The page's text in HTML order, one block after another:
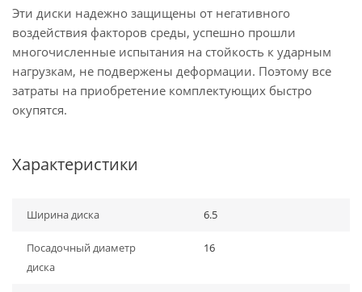
Эти диски надежно защищены от негативного
воздействия факторов среды, успешно прошли
многочисленные испытания на стойкость к ударным
нагрузкам, не подвержены деформации. Поэтому все
затраты на приобретение комплектующих быстро
окупятся.
Характеристики
Ширина диска 6.5
Посадочный диаметр
диска
16